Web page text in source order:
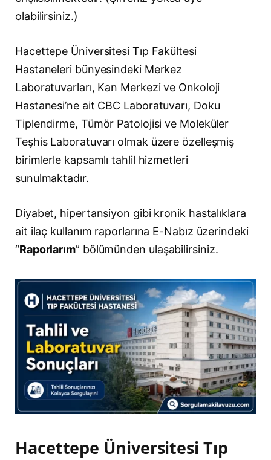
olabilirsiniz.)
Hacettepe Üniversitesi Tıp Fakültesi
Hastaneleri bünyesindeki Merkez
Laboratuvarları, Kan Merkezi ve Onkoloji
Hastanesi’ne ait CBC Laboratuvarı, Doku
Tiplendirme, Tümör Patolojisi ve Moleküler
Teşhis Laboratuvarı olmak üzere özelleşmiş
birimlerle kapsamlı tahlil hizmetleri
sunulmaktadır.
Diyabet, hipertansiyon gibi kronik hastalıklara
ait ilaç kullanım raporlarına E-Nabız üzerindeki
“Raporlarım” bölümünden ulaşabilirsiniz.
Hacettepe Üniversitesi Tıp